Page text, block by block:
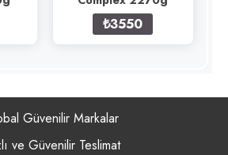
₺3550
Güvenilir Markalar
ve Güvenilir Teslimat